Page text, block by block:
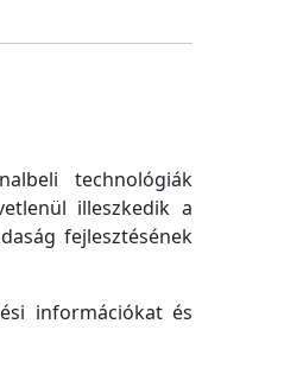
technológiák
illeszkedik a
fejlesztésének
információkat és